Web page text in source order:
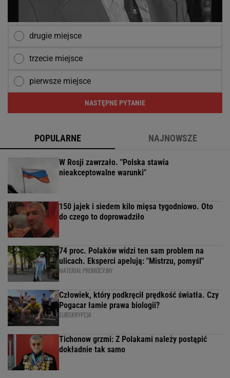
drugie miejsce
trzecie miejsce
pierwsze miejsce
NASTĘPNE PYTANIE
POPULARNE NAJNOWSZE
W Rosji zawrzało. "Polska stawia
nieakceptowalne warunki"
150 jajek i siedem kilo mięsa tygodniowo. Oto
do czego to doprowadziło
74 proc. Polaków widzi ten sam problem na
ulicach. Eksperci apelują: "Mistrzu, pomyśl"
MATERIAŁ PROMOCYJNY
Człowiek, który podkręcił prędkość światła. Czy
Pogacar łamie prawa biologii?
SUBSKRYPCJA
Tichonow grzmi: Z Polakami należy postąpić
dokładnie tak samo